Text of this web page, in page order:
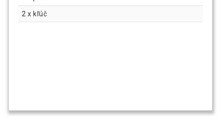
2 x kľúč